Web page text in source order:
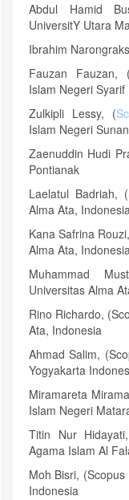
Abdul Hamid
UniversitY Utara
Ibrahim
Fauzan Fauzan, (
Islam Negeri
Zulkipli Lessy, (
Islam Negeri
Zaenuddin Hudi
Pontianak
Laelatul Badriah, (
Alma Ata,
Kana Safrina
Alma Ata,
Muhammad
Universitas Alma
Rino Richardo,
Ata, Indonesia
Ahmad Salim,
Yogyakarta
Miramareta
Islam Negeri
Titin Nur
Agama Islam Al
Moh Bisri,
Indonesia